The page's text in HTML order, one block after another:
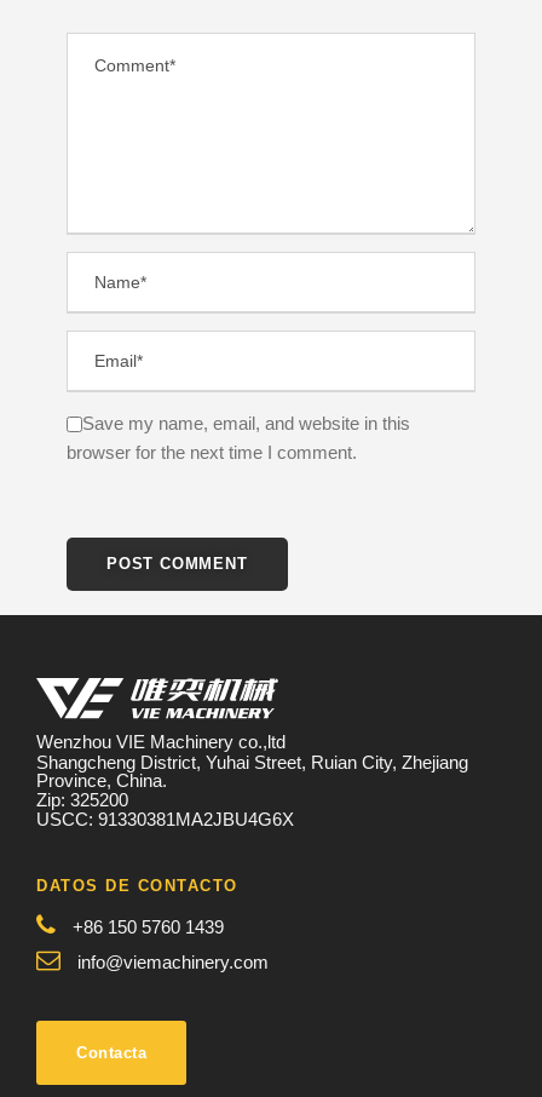
Save my name, email, and website in this
browser for the next time I comment.
Wenzhou VIE Machinery co.,ltd
Shangcheng District, Yuhai Street, Ruian City, Zhejiang
Province, China.
Zip: 325200
USCC: 91330381MA2JBU4G6X
DATOS DE CONTACTO
+86 150 5760 1439
info@viemachinery.com
Contacta